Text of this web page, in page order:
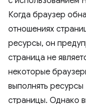
Когда браузер
отношениях
ресурсы, он
страница не
некоторые
выполнять ресурсы
страницы. Однако